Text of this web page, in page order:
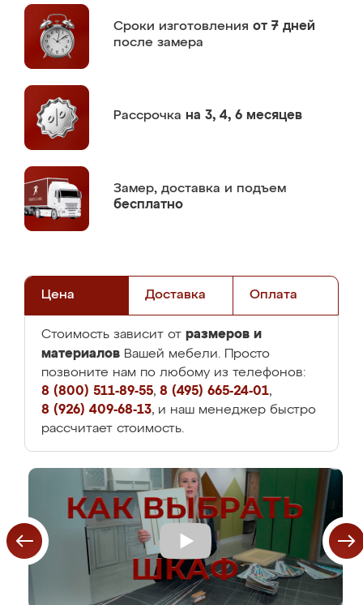
Сроки изготовления от 7 дней
после замера
Рассрочка на 3, 4, 6 месяцев
Замер, доставка и подъем
бесплатно
Цена Доставка Оплата
Стоимость зависит от размеров и
материалов Вашей мебели. Просто
позвоните нам по любому из телефонов:
8 (800) 511-89-55, 8 (495) 665-24-01,
8 (926) 409-68-13, и наш менеджер быстро
рассчитает стоимость.